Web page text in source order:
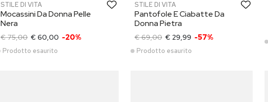
STILE DI VITA
Mocassini Da Donna Pelle
Nera
€ 75,00 € 60,00 -20%
Prodotto esaurito
STILE DI VITA
Pantofole E Ciabatte Da
Donna Pietra
€ 69,00 € 29,99 -57%
Prodotto esaurito